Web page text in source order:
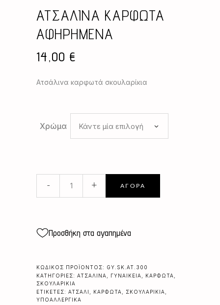
ΑΤΣΑΛΙΝΑ ΚΑΡΦΩΤΑ
ΑΦΗΡΗΜΕΝΑ
14,00 €
Ατσάλινα καρφωτά σκουλαρίκια
Χρώμα Κάντε μία επιλογή
ΚΑΡΦΩΤΑ
- + ΑΓΟΡΆ
Προσθήκη στα αγαπημένα
ΚΩΔΙΚΌΣ ΠΡΟΪΌΝΤΟΣ: GY.SK.AT.300
ΚΑΤΗΓΟΡΊΕΣ: ΑΤΣΆΛΙΝΑ ΓΥΝΑΙΚΕΊΑ ΚΑΡΦΩΤΆ
ΣΚΟΥΛΑΡΊΚΙΑ
ΕΤΙΚΈΤΕΣ: ΑΤΣΆΛΙ ΚΑΡΦΩΤΆ ΣΚΟΥΛΑΡΊΚΙΑ
ΥΠΟΑΛΛΕΡΓΙΚΆ